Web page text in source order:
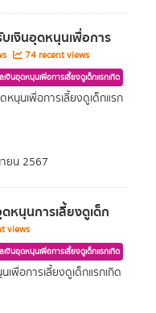
เงินอุดหนุนเพื่อการ
74 recent views
งินอุดหนุนเพื่อการเลี้ยงดูเด็กแรกเกิด
นุนเพื่อการเลี้ยงดูเด็กแรก
ยน 2567
หนุนการเลี้ยงดูเด็ก
views
งินอุดหนุนเพื่อการเลี้ยงดูเด็กแรกเกิด
เพื่อการเลี้ยงดูเด็กแรกเกิด